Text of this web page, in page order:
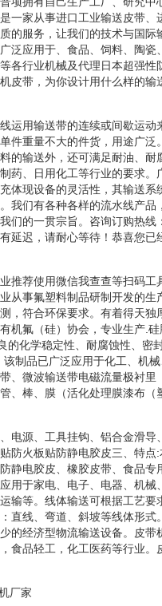
一家从事进口工业输送皮带
的服务，让我们的技术与国
泛应用于、食品、饲料、陶
各行业机械及代理日本超强
皮带，为你设计用什么样的
运用输送带的连续或间歇运
件重量不大的件货，用途广泛
的输送外，还可满足耐油、
药、日用化工等行业的要求
体现设备的灵活性，其输送
我们有各种各样的流水线产
们的一贯宗旨。咨询订购热
延迟，请耐心等待！恭喜您
推荐使用微信我查查等扫码
从事氟塑料制品研制开发的
，符合环保要求。有着得天
机氟（硅）协会，专业生产.
的化学稳定性、耐腐蚀性、
制品已广泛应用于化工、机
、微波输送带电磁流量极衬
、棒、膜（活化处理膜漆布
电源、工具挂钩、铝合金滑
防火板贴防静电胶皮三、特
静电胶皮、橡胶皮带、食品
用于家电、电子、电器、机械
输等。线体输送可根据工艺
直线、弯道、斜坡等线体形
的经济型物流输送设备。皮
食品轻工，化工医药等行业
厂家